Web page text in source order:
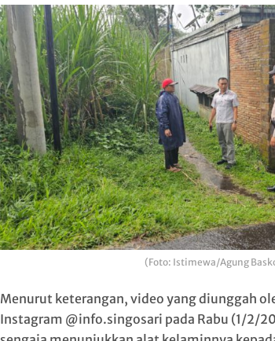
(Foto: Istimewa/Agung
Menurut keterangan, video yang diunggah
Instagram @info.singosari pada Rabu (1/2/